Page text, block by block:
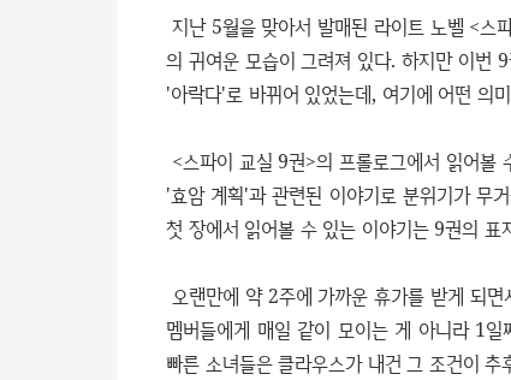
지난 5월을 맞아서 발매된 라이트 노벨 <스
의 귀여운 모습이 그려져 있다. 하지만 이번
'아락다'로 바뀌어 있었는데, 여기에 어떤 의
<스파이 교실 9권>의 프롤로그에서 읽어볼
'효암 계획'과 관련된 이야기로 분위기가 무
첫 장에서 읽어볼 수 있는 이야기는 9권의
오랜만에 약 2주에 가까운 휴가를 받게 되
멤버들에게 매일 같이 모이는 게 아니라 1
빠른 소녀들은 클라우스가 내건 그 조건이